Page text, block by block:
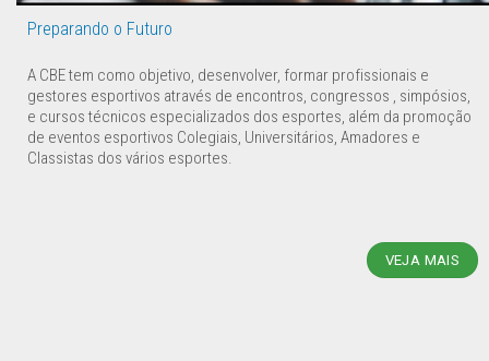
Preparando o Futuro
A CBE tem como objetivo, desenvolver, formar profissionais e
gestores esportivos através de encontros, congressos , simpósios,
e cursos técnicos especializados dos esportes, além da promoção
de eventos esportivos Colegiais, Universitários, Amadores e
Classistas dos vários esportes.
VEJA MAIS